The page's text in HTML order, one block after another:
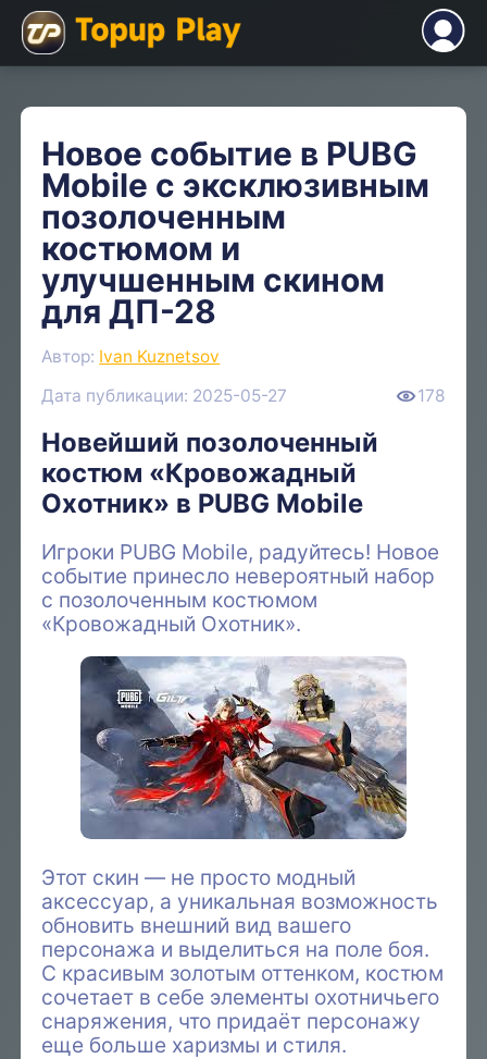
Новое событие в PUBG
Mobile с эксклюзивным
позолоченным
костюмом и
улучшенным скином
для ДП-28
Автор: Ivan Kuznetsov
Дата публикации: 2025-05-27
178
Новейший позолоченный
костюм «Кровожадный
Охотник» в PUBG Mobile
Игроки PUBG Mobile, радуйтесь! Новое
событие принесло невероятный набор
с позолоченным костюмом
«Кровожадный Охотник».
Этот скин — не просто модный
аксессуар, а уникальная возможность
обновить внешний вид вашего
персонажа и выделиться на поле боя.
С красивым золотым оттенком, костюм
сочетает в себе элементы охотничьего
снаряжения, что придаёт персонажу
еще больше харизмы и стиля.